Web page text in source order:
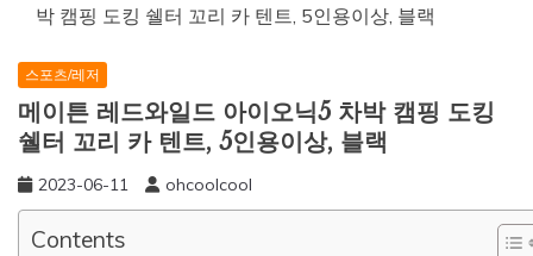
박 캠핑 도킹 쉘터 꼬리 카 텐트, 5인용이상, 블랙
스포츠/레저
메이튼 레드와일드 아이오닉5 차박 캠핑 도킹
쉘터 꼬리 카 텐트, 5인용이상, 블랙
2023-06-11 ohcoolcool
Contents